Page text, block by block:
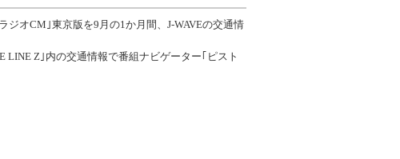
オCM｣東京版を9月の1か月間、J-WAVEの交通情
LINE Z｣内の交通情報で番組ナビゲーター｢ピスト